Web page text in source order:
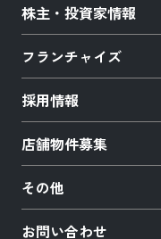
株主・投資家情報
フランチャイズ
採用情報
店舗物件募集
その他
お問い合わせ